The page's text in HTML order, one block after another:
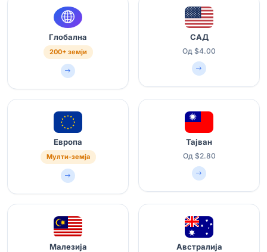
Глобална
200+ земји
САД
Од $4.00
Европа
Мулти-земја
Тајван
Од $2.80
Малезија Австралија